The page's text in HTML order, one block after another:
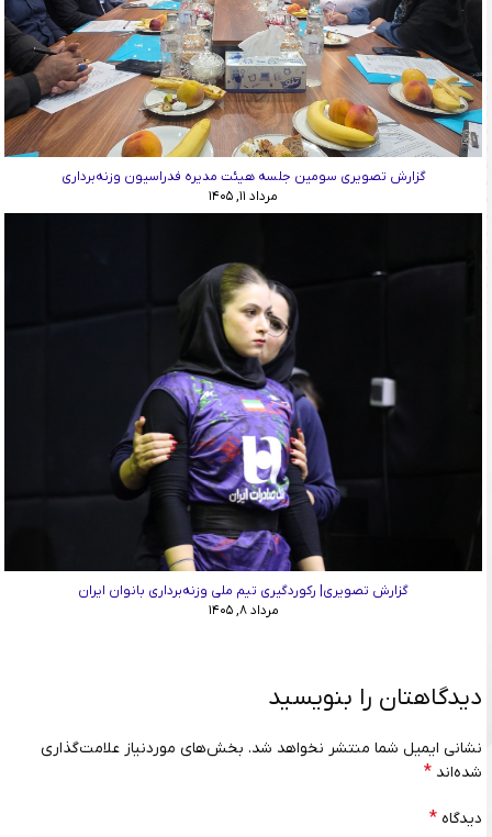
گزارش تصویری سومین جلسه هیئت مدیره فدراسیون وزنه‌برداری
مرداد ۱۱, ۱۴۰۵
گزارش تصویری| رکوردگیری تیم ملی وزنه‌برداری بانوان ایران
مرداد ۸, ۱۴۰۵
دیدگاهتان را بنویسید
نشانی ایمیل شما منتشر نخواهد شد. بخش‌های موردنیاز علامت‌گذاری
شده‌اند *
دیدگاه *